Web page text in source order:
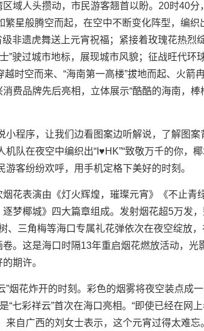
域人头攒动，市民游客翘首以盼。20时40分
星般腾空而起，在空中不断变化阵型，编织
级非遗虎舞送上元宵祝福；紧接着玫瑰花热烈
”驶过城市地标，展现城市风貌；征战旺代环
越时空而来、“海南第一高楼”拔地而起、火箭
费品牌先后亮相，立体展示“酷酷的海南，棒
小程序，让我们边看图案边听解说，了解图案
队在夜空中编织出“I♥HK”“致敬万千的你，
客纷纷欢呼，用手机定格下美好的时刻。
花表演由《灯火辉煌，璀璨元宵》《不止青
梦椰城》四大篇章组成。发射烟花超5万发
、三角梅等海口专属礼花弹依次在夜空绽放
。这是海口时隔13年重启烟花燃放活动，光
期许。
”烟花炸开的时刻。彩色的烟雾将夜空装点成
“七彩祥云”首次在海口亮相。“即使已经在网
自广西的刘女士表示，这个元宵过得太难忘